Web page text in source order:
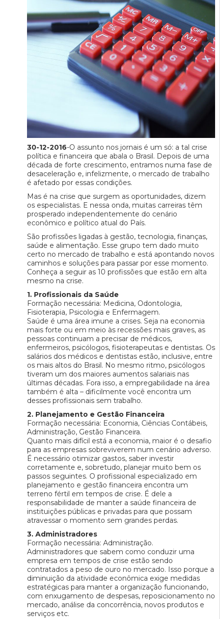
30-12-2016-O assunto nos jornais é um só: a tal crise
política e financeira que abala o Brasil. Depois de uma
década de forte crescimento, entramos numa fase de
desaceleração e, infelizmente, o mercado de trabalho
é afetado por essas condições.
Mas é na crise que surgem as oportunidades, dizem
os especialistas. E nessa onda, muitas carreiras têm
prosperado independentemente do cenário
econômico e político atual do País.
São profissões ligadas à gestão, tecnologia, finanças,
saúde e alimentação. Esse grupo tem dado muito
certo no mercado de trabalho e está apontando novos
caminhos e soluções para passar por esse momento.
Conheça a seguir as 10 profissões que estão em alta
mesmo na crise.
1. Profissionais da Saúde
Formação necessária: Medicina, Odontologia,
Fisioterapia, Psicologia e Enfermagem.
Saúde é uma área imune a crises. Seja na economia
mais forte ou em meio às recessões mais graves, as
pessoas continuam a precisar de médicos,
enfermeiros, psicólogos, fisioterapeutas e dentistas. Os
salários dos médicos e dentistas estão, inclusive, entre
os mais altos do Brasil. No mesmo ritmo, psicólogos
tiveram um dos maiores aumentos salariais nas
últimas décadas. Fora isso, a empregabilidade na área
também é alta – dificilmente você encontra um
desses profissionais sem trabalho.
2. Planejamento e Gestão Financeira
Formação necessária: Economia, Ciências Contábeis,
Administração, Gestão Financeira.
Quanto mais difícil está a economia, maior é o desafio
para as empresas sobreviverem num cenário adverso.
É necessário otimizar gastos, saber investir
corretamente e, sobretudo, planejar muito bem os
passos seguintes. O profissional especializado em
planejamento e gestão financeira encontra um
terreno fértil em tempos de crise. É dele a
responsabilidade de manter a saúde financeira de
instituições públicas e privadas para que possam
atravessar o momento sem grandes perdas.
3. Administradores
Formação necessária: Administração.
Administradores que sabem como conduzir uma
empresa em tempos de crise estão sendo
contratados a peso de ouro no mercado. Isso porque a
diminuição da atividade econômica exige medidas
estratégicas para manter a organização funcionando,
com enxugamento de despesas, reposicionamento no
mercado, análise da concorrência, novos produtos e
serviços etc.